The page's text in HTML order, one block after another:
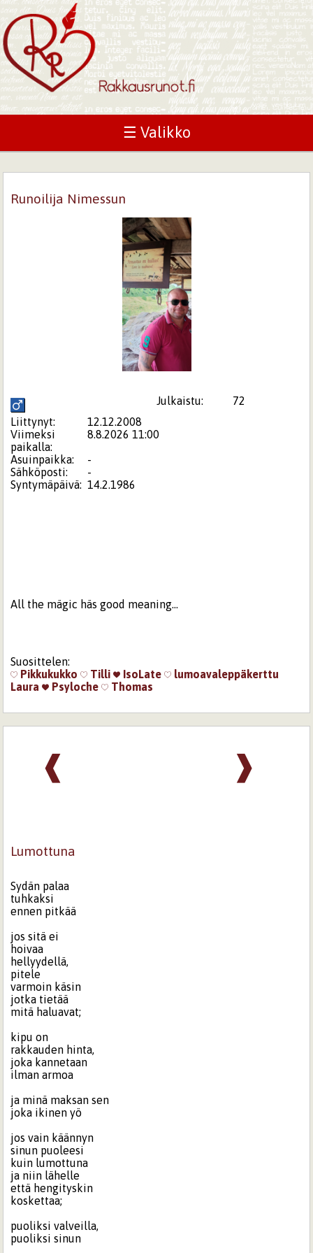
☰ Valikko
Runoilija Nimessun
Julkaistu:
72
Liittynyt:
12.12.2008
Viimeksi
paikalla:
8.8.2026 11:00
Asuinpaikka:
-
Sähköposti:
-
Syntymäpäivä: 14.2.1986
All the mägic häs good meaning...
Suosittelen:
Pikkukukko
Tilli IsoLate
lumoavaleppäkerttu
Laura
Psyloche Thomas
❱
❰
Lumottuna
Sydän palaa
tuhkaksi
ennen pitkää
jos sitä ei
hoivaa
hellyydellä,
pitele
varmoin käsin
jotka tietää
mitä haluavat;
kipu on
rakkauden hinta,
joka kannetaan
ilman armoa
ja minä maksan sen
joka ikinen yö
jos vain käännyn
sinun puoleesi
kuin lumottuna
ja niin lähelle
että hengityskin
koskettaa;
puoliksi valveilla,
puoliksi sinun